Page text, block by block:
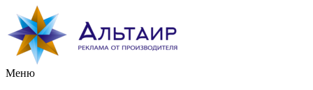
Меню